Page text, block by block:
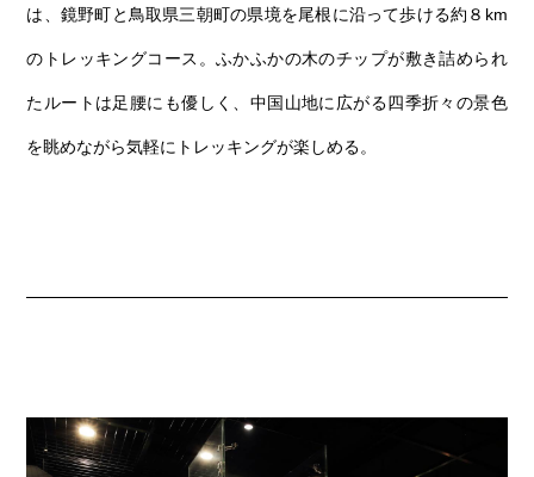
は、鏡野町と鳥取県三朝町の県境を尾根に沿って歩ける約８km
のトレッキングコース。ふかふかの木のチップが敷き詰められ
たルートは足腰にも優しく、中国山地に広がる四季折々の景色
を眺めながら気軽にトレッキングが楽しめる。